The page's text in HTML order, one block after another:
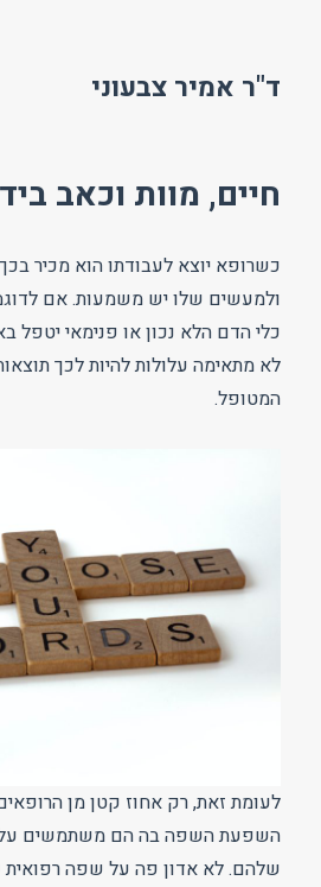
ד"ר אמיר צבעוני
חיים, מוות וכאב
כשרופא יוצא לעבודתו הוא מכיר
ולמעשים שלו יש משמעות. אם
כלי הדם הלא נכון או פנימאי יטפל
לא מתאימה עלולות להיות לכך
המטופל.
לעומת זאת, רק אחוז קטן מן
השפעת השפה בה הם משתמשים על
שלהם. לא אדון פה על שפה רפואית